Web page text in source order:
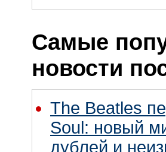
Самые
новости
The Beatles
Soul: новый
дублей и